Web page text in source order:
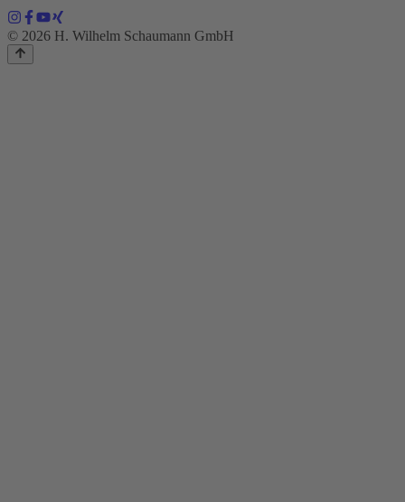
© 2026 H. Wilhelm Schaumann GmbH